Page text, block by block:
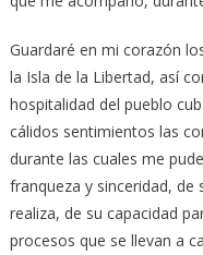
Guardaré en mi corazón
la Isla de la Libertad, así
hospitalidad del pueblo
cálidos sentimientos las
durante las cuales me
franqueza y sinceridad, de
realiza, de su capacidad
procesos que se llevan a